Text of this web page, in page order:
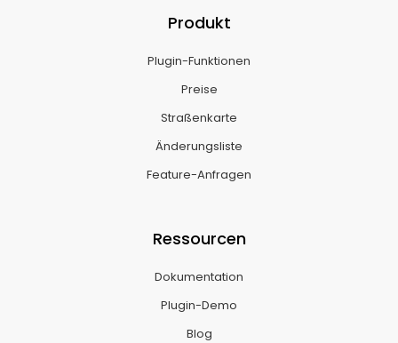
Produkt
Plugin-Funktionen
Preise
Straßenkarte
Änderungsliste
Feature-Anfragen
Ressourcen
Dokumentation
Plugin-Demo
Blog